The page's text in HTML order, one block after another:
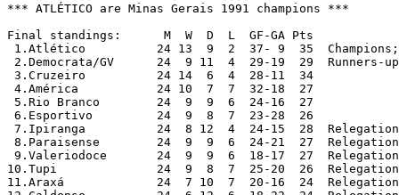
*** ATLÉTICO are Minas Gerais 1991 champions ***
Final standings:      M  W  D  L  GF-GA Pts
1.Atlético	     24	13  9  2  37- 9	 35
2.Democrata/GV	     24  9 11  4  29-19  29
3.Cruzeiro	     24	14  6  4  28-11	 34
4.América	     24 10  7  7  32-18  27
5.Rio Branco	     24  9  9  6  24-16  27
6.Esportivo	     24  9  8  7  23-28  26
7.Ipiranga 	     24  8 12  4  24-15  28  Relegation play-offs - "Death Tournament" champions
8.Paraisense 	     24  9  9  6  24-21  27  Relegation play-offs
9.Valeriodoce 	     24  9  9  6  18-17  27  Relegation play-offs
10.Tupi	 	     24  9  8  7  25-20  26  Relegation play-offs
11.Araxá 	     24  7 10  7  20-16  24  Relegation play-offs